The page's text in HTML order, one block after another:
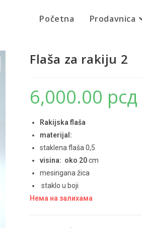
Početna Prodavnica
Flaša za rakiju 2
6,000.00 рсд
Rakijska flaša
materijal:
staklena flaša 0,5
visina: oko 20cm
mesingana žica
staklo u boji
Нема на залихама